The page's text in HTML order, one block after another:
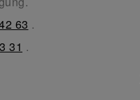
63 .
31 .